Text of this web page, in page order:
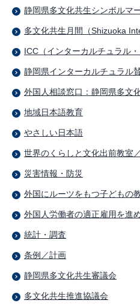
静岡県多文化共生シンボルマ
多文化共生月間（Shizuoka
ICC（インターカルチュラル
静岡県インターカルチュラル
外国人相談窓口：静岡県多文
地域日本語教育
やさしい日本語
世界のくらしと文化出前教室
災害情報・防災
外国にルーツをもつ子どもの
外国人労働者の適正雇用を進
統計・調査
条例／計画
静岡県多文化共生審議会
多文化共生推進協議会